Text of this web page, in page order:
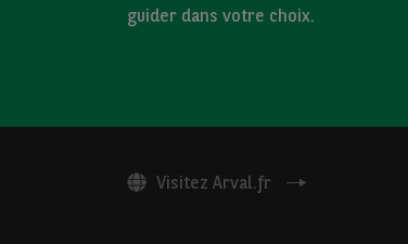
guider dans votre choix.
Visitez Arval.fr